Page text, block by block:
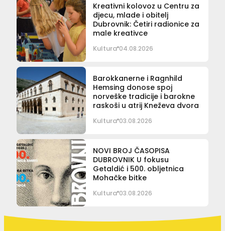
Kreativni kolovoz u Centru za
djecu, mlade i obitelj
Dubrovnik: Četiri radionice za
male kreativce
Kultura 04.08.2026
Barokkanerne i Ragnhild
Hemsing donose spoj
norveške tradicije i barokne
raskoši u atrij Kneževa dvora
Kultura 03.08.2026
NOVI BROJ ČASOPISA
DUBROVNIK U fokusu
Getaldić i 500. obljetnica
Mohačke bitke
Kultura 03.08.2026